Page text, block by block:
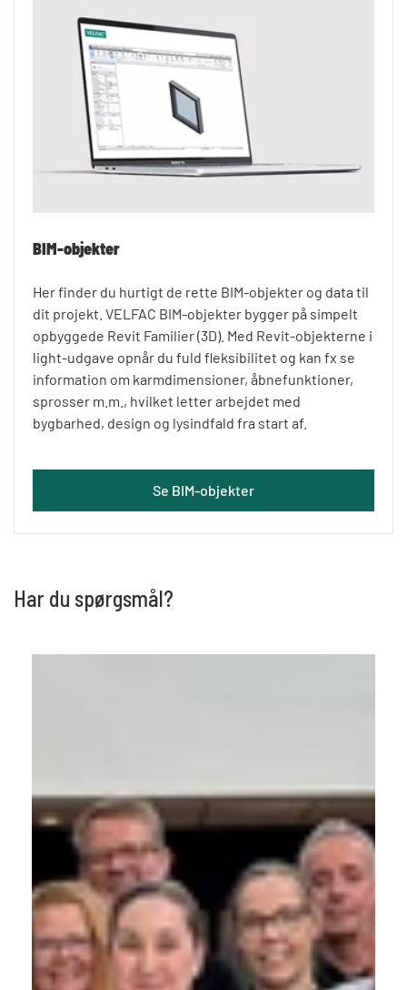
BIM-objekter
Her finder du hurtigt de rette BIM-objekter og data til
dit projekt. VELFAC BIM-objekter bygger på simpelt
opbyggede Revit Familier (3D). Med Revit-objekterne i
light-udgave opnår du fuld fleksibilitet og kan fx se
information om karmdimensioner, åbnefunktioner,
sprosser m.m., hvilket letter arbejdet med
bygbarhed, design og lysindfald fra start af.
Se BIM-objekter
Har du spørgsmål?